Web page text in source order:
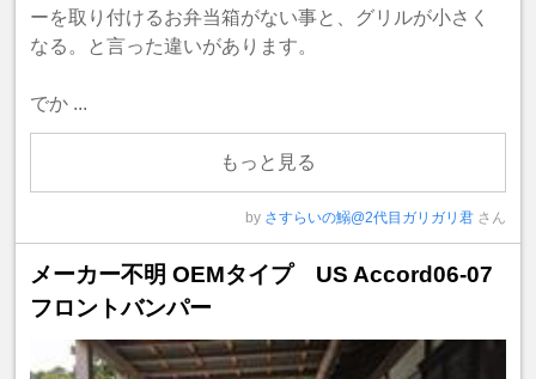
ーを取り付けるお弁当箱がない事と、グリルが小さく
なる。と言った違いがあります。
でか ...
もっと見る
by さすらいの鰯@2代目ガリガリ君 さん
メーカー不明 OEMタイプ US Accord06-07
フロントバンパー